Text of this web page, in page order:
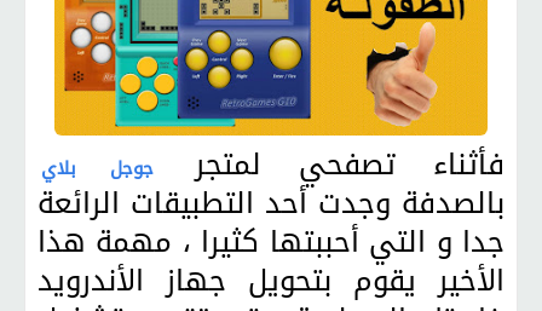
فأثناء تصفحي لمتجر جوجل بلاي
بالصدفة وجدت أحد التطبيقات الرائعة
جدا و التي أحببتها كثيرا ، مهمة هذا
الأخير يقوم بتحويل جهاز الأندرويد